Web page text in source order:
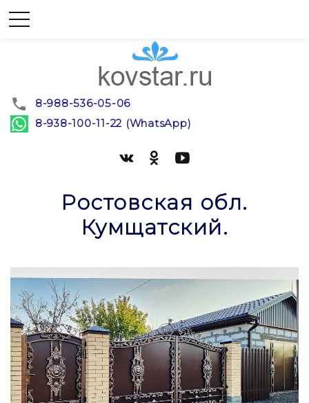
8-988-536-05-06
8-938-100-11-22 (WhatsApp)
Ростовская обл.
Кумщатский.